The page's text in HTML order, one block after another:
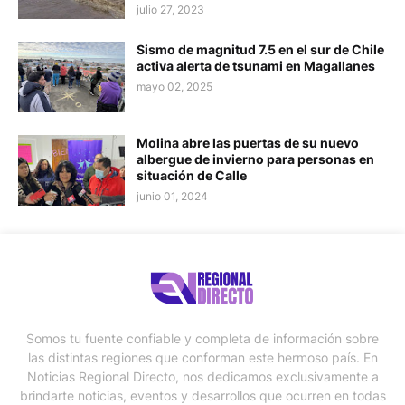
julio 27, 2023
Sismo de magnitud 7.5 en el sur de Chile
activa alerta de tsunami en Magallanes
mayo 02, 2025
Molina abre las puertas de su nuevo
albergue de invierno para personas en
situación de Calle
junio 01, 2024
Somos tu fuente confiable y completa de información sobre
las distintas regiones que conforman este hermoso país. En
Noticias Regional Directo, nos dedicamos exclusivamente a
brindarte noticias, eventos y desarrollos que ocurren en todas